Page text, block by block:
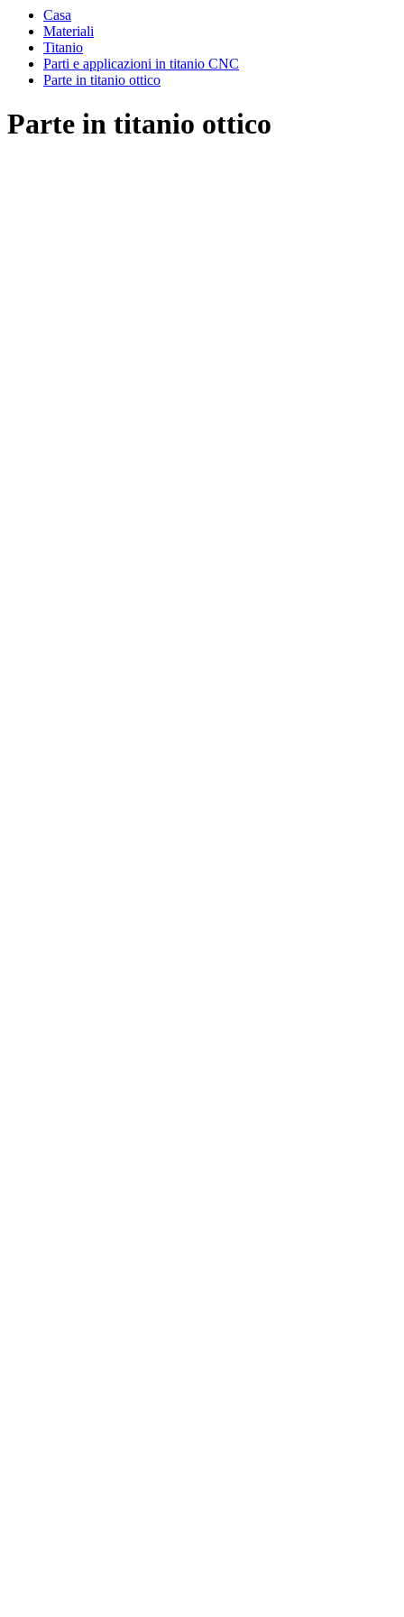
Casa
Materiali
Titanio
Parti e applicazioni in titanio CNC
Parte in titanio ottico
Parte in titanio ottico